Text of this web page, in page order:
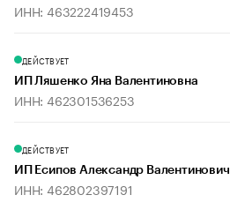
ИНН: 463222419453
ДЕЙСТВУЕТ
ИП Ляшенко Яна Валентиновна
ИНН: 462301536253
ДЕЙСТВУЕТ
ИП Есипов Александр Валентинович
ИНН: 462802397191